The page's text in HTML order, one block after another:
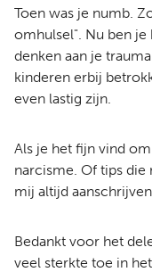
Toen was je numb.
omhulsel". Nu ben
denken aan je
kinderen erbij
even lastig zijn.
Als je het fijn vind
narcisme. Of tips
mij altijd
Bedankt voor het
veel sterkte toe in